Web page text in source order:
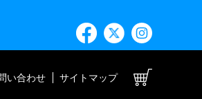
い合わせ サイトマップ